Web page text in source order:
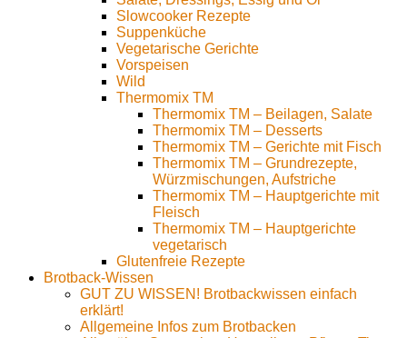
Slowcooker Rezepte
Suppenküche
Vegetarische Gerichte
Vorspeisen
Wild
Thermomix TM
Thermomix TM – Beilagen, Salate
Thermomix TM – Desserts
Thermomix TM – Gerichte mit Fisch
Thermomix TM – Grundrezepte,
Würzmischungen, Aufstriche
Thermomix TM – Hauptgerichte mit
Fleisch
Thermomix TM – Hauptgerichte
vegetarisch
Glutenfreie Rezepte
Brotback-Wissen
GUT ZU WISSEN! Brotbackwissen einfach
erklärt!
Allgemeine Infos zum Brotbacken